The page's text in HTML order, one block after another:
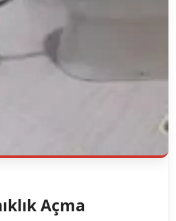
Açma